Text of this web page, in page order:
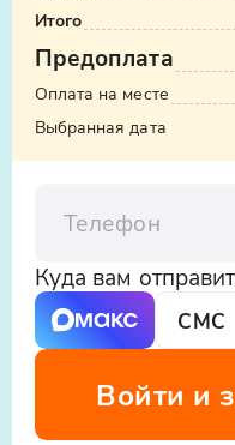
Итого
Предоплата
Оплата на месте
Выбранная дата
Куда вам
СМС
Войти и